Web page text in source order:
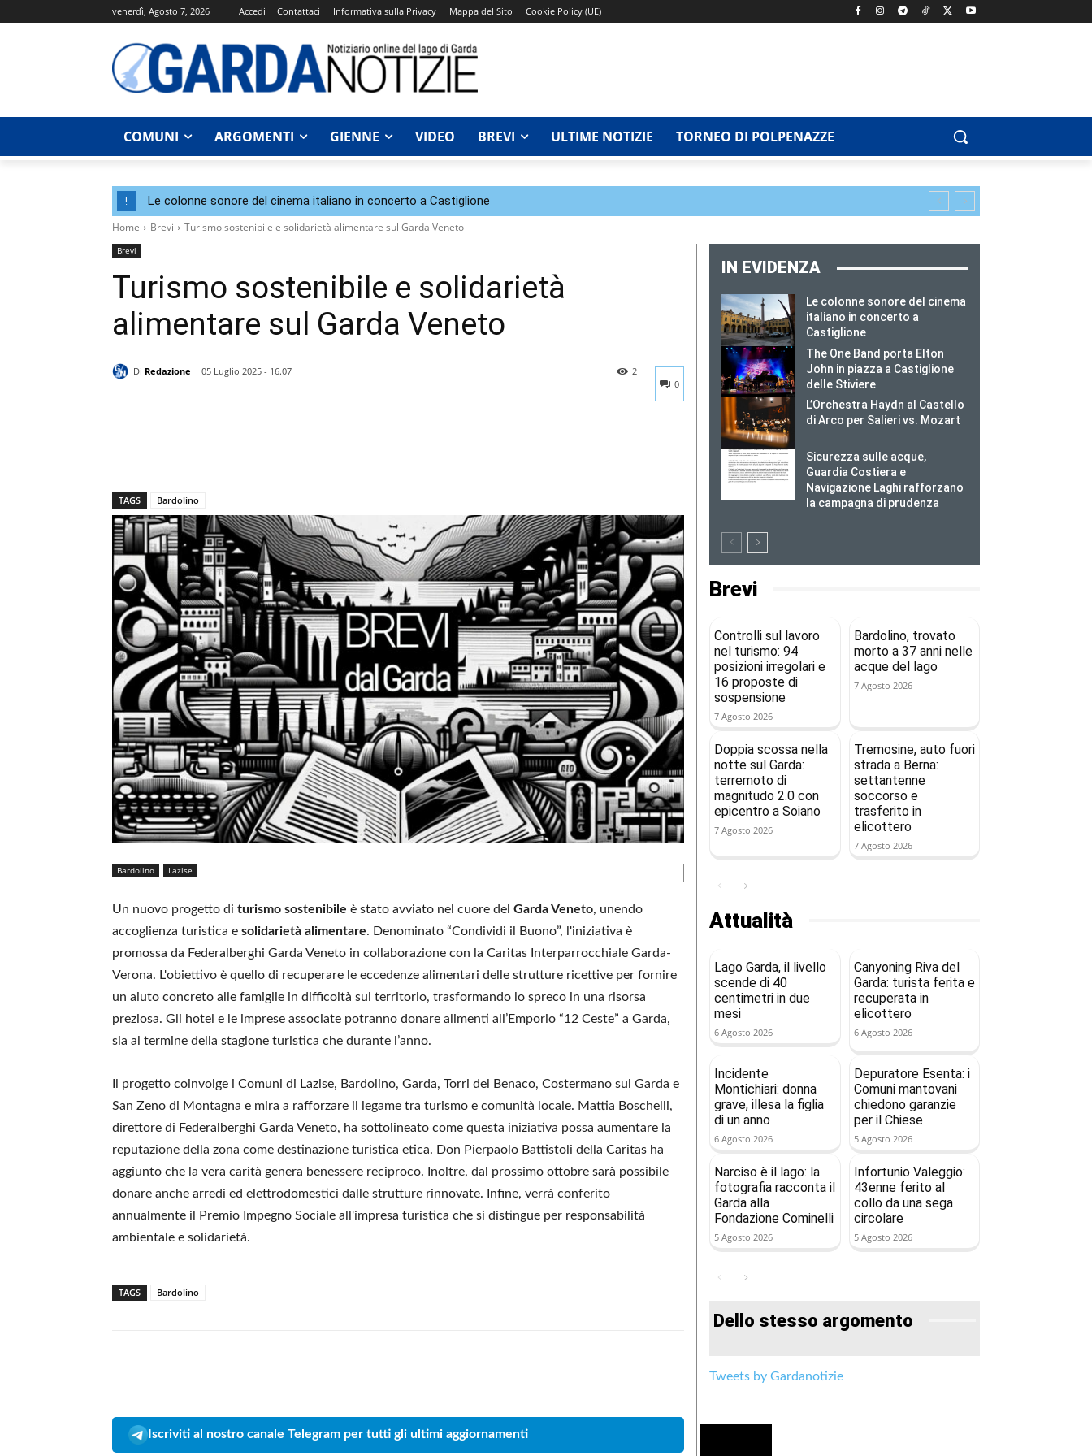
venerdì, Agosto 7, 2026 Accedi Contattaci Informativa sulla Privacy Mappa del Sito Cookie Policy (UE)
COMUNI ARGOMENTI GIENNE VIDEO BREVI ULTIME NOTIZIE TORNEO DI POLPENAZZE
! Le colonne sonore del cinema italiano in concerto a Castiglione
Home Brevi Turismo sostenibile e solidarietà alimentare sul Garda Veneto
Brevi
Turismo sostenibile e solidarietà
alimentare sul Garda Veneto
Di Redazione
05 Luglio 2025 - 16.07
0
2
TAGS Bardolino
Bardolino Lazise
Un nuovo progetto di turismo sostenibile è stato avviato nel cuore del Garda Veneto, unendo
accoglienza turistica e solidarietà alimentare. Denominato “Condividi il Buono”, l'iniziativa è
promossa da Federalberghi Garda Veneto in collaborazione con la Caritas Interparrocchiale Garda-
Verona. L'obiettivo è quello di recuperare le eccedenze alimentari delle strutture ricettive per fornire
un aiuto concreto alle famiglie in difficoltà sul territorio, trasformando lo spreco in una risorsa
preziosa. Gli hotel e le imprese associate potranno donare alimenti all’Emporio “12 Ceste” a Garda,
sia al termine della stagione turistica che durante l’anno.
Il progetto coinvolge i Comuni di Lazise, Bardolino, Garda, Torri del Benaco, Costermano sul Garda e
San Zeno di Montagna e mira a rafforzare il legame tra turismo e comunità locale. Mattia Boschelli,
direttore di Federalberghi Garda Veneto, ha sottolineato come questa iniziativa possa aumentare la
reputazione della zona come destinazione turistica etica. Don Pierpaolo Battistoli della Caritas ha
aggiunto che la vera carità genera benessere reciproco. Inoltre, dal prossimo ottobre sarà possibile
donare anche arredi ed elettrodomestici dalle strutture rinnovate. Infine, verrà conferito
annualmente il Premio Impegno Sociale all'impresa turistica che si distingue per responsabilità
ambientale e solidarietà.
TAGS Bardolino
Iscriviti al nostro canale Telegram per tutti gli ultimi aggiornamenti
IN EVIDENZA
Le colonne sonore del cinema
italiano in concerto a
Castiglione
The One Band porta Elton
John in piazza a Castiglione
delle Stiviere
L’Orchestra Haydn al Castello
di Arco per Salieri vs. Mozart
Sicurezza sulle acque,
Guardia Costiera e
Navigazione Laghi rafforzano
la campagna di prudenza
Brevi
Controlli sul lavoro
nel turismo: 94
posizioni irregolari e
16 proposte di
sospensione
7 Agosto 2026
Bardolino, trovato
morto a 37 anni nelle
acque del lago
7 Agosto 2026
Doppia scossa nella
notte sul Garda:
terremoto di
magnitudo 2.0 con
epicentro a Soiano
7 Agosto 2026
Tremosine, auto fuori
strada a Berna:
settantenne
soccorso e
trasferito in
elicottero
7 Agosto 2026
Attualità
Lago Garda, il livello
scende di 40
centimetri in due
mesi
6 Agosto 2026
Canyoning Riva del
Garda: turista ferita e
recuperata in
elicottero
6 Agosto 2026
Incidente
Montichiari: donna
grave, illesa la figlia
di un anno
6 Agosto 2026
Depuratore Esenta: i
Comuni mantovani
chiedono garanzie
per il Chiese
5 Agosto 2026
Narciso è il lago: la
fotografia racconta il
Garda alla
Fondazione Cominelli
5 Agosto 2026
Infortunio Valeggio:
43enne ferito al
collo da una sega
circolare
5 Agosto 2026
Dello stesso argomento
Tweets by Gardanotizie